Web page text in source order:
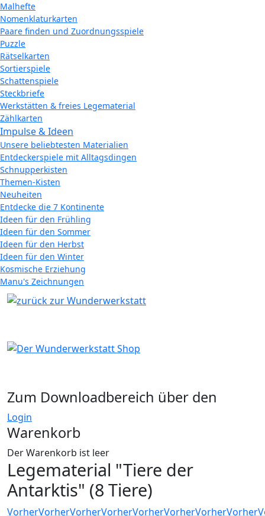
Malhefte
Nomenklaturkarten
Paare finden und Zuordnungsspiele
Puzzle
Rätselkarten
Sortierspiele
Schattenspiele
Steckbriefe
Werkstätten & freies Legematerial
Zählkarten
Impulse & Ideen
Unsere beliebtesten Materialien
Entdeckerspiele mit Alltagsdingen
Schnupperkisten
Themen-Kisten
Neuheiten
Entdecke die 7 Kontinente
Ideen für den Frühling
Ideen für den Sommer
Ideen für den Herbst
Ideen für den Winter
Kosmische Erziehung
Manu's Zeichnungen
Zum Downloadbereich über den
Login
Warenkorb
Der Warenkorb ist leer
Legematerial "Tiere der
Antarktis" (8 Tiere)
VorherVorherVorherVorherVorherVorherVorherVorher